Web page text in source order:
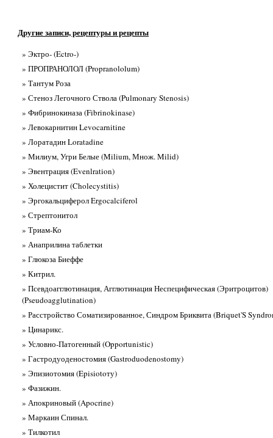
Другие записи, рецептуры и рецепты
» Эктро- (Ectro-)
» ПРОПРАНОЛОЛ (Propranololum)
» Тантум Роза
» Стеноз Легочного Ствола (Pulmonary Stenosis)
» Фибринокиназа (Fibrinokinase)
» Левокарнитин Levocarnitine
» Лоратадин Loratadine
» Милиум, Угри Белые (Milium, Множ. Milid)
» Эвентрация (Evenlration)
» Холецистит (Cholecystitis)
» Эргокальциферол Ergocalciferol
» Стрептонитол
» Триам-Ко
» Анаприлина таблетки
» Глюкоза Биеффе
» Китрил.
» Псевдоагглютинация, Агглютинация Неспецифическая (Эритроцитов)
(Pseudoagglutination)
» Расстройство Соматизированное, Синдром Бриквита (Briquet'S
» Цинарикс.
» Условно-Патогенный (Opportunistic)
» Гастродуоденостомия (Gastroduodenostomy)
» Эпизиотомия (Episiotoту)
» Фазижин.
» Апокриновый (Apocrine)
» Маркаин Спинал.
» Тилкотил